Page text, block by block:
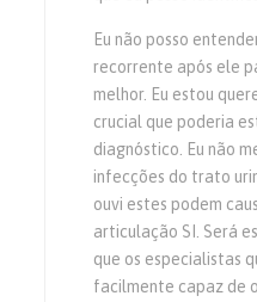
Eu não posso
recorrente após ele
melhor. Eu estou
crucial que poderia
diagnóstico. Eu não
infecções do trato
ouvi estes podem
articulação SI. Será
que os especialistas
facilmente capaz de